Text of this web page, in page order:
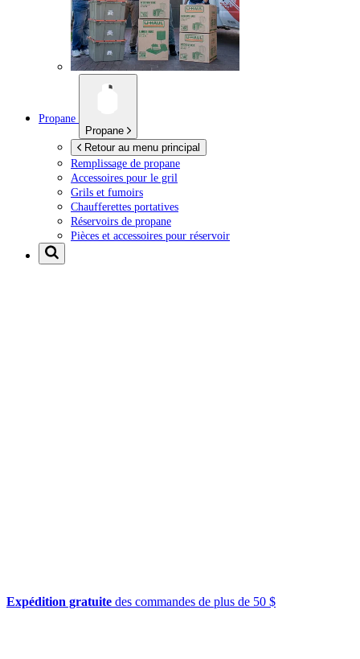
Propane
Propane
Retour au menu principal
Remplissage de propane
Accessoires pour le gril
Grils et fumoirs
Chaufferettes portatives
Réservoirs de propane
Pièces et accessoires pour réservoir
Expédition gratuite des commandes de plus de 50 $